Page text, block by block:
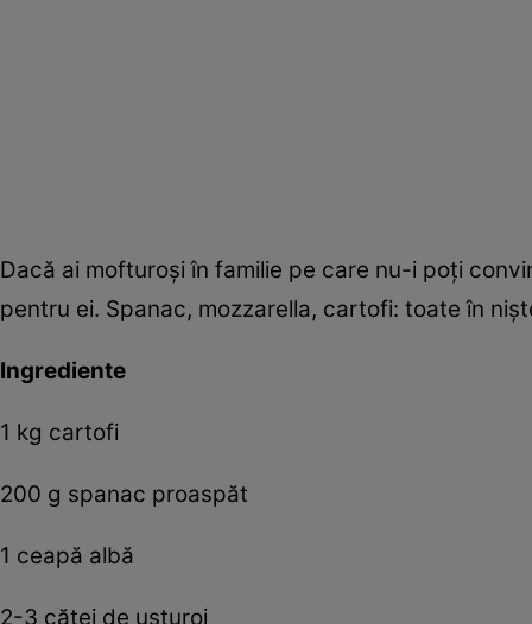
Dacă ai mofturoşi în familie pe care nu-i poţi
pentru ei. Spanac, mozzarella, cartofi: toate în
Ingrediente
1 kg cartofi
200 g spanac proaspăt
1 ceapă albă
2-3 căţei de usturoi